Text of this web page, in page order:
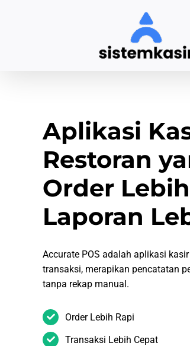
Aplikasi
Restoran
Order
Laporan
Accurate POS adalah aplikasi
transaksi, merapikan pencatatan
tanpa rekap manual.
Order Lebih Rapi
Transaksi Lebih Cepat